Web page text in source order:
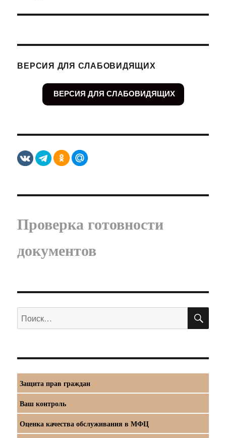
ВЕРСИЯ ДЛЯ СЛАБОВИДЯЩИХ
ВЕРСИЯ ДЛЯ СЛАБОВИДЯЩИХ
Проверка готовности
документов
Искать:
Защита прав граждан
Ваш контроль
Оценка качества обслуживания в МФЦ